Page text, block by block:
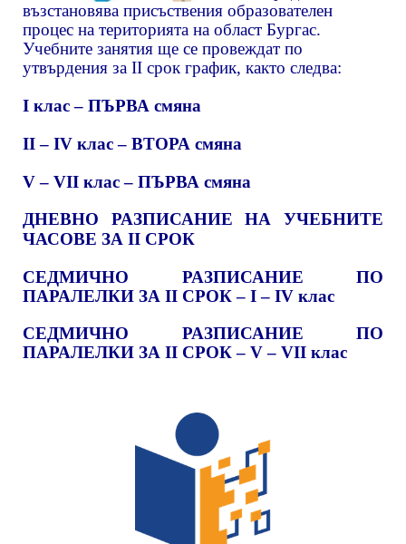
възстановява присъствения образователен
процес на територията на област Бургас.
Учебните занятия ще се провеждат по
утвърдения за II срок график, както следва:
I клас – ПЪРВА смяна
II – IV клас – ВТОРА смяна
V – VII клас – ПЪРВА смяна
ДНЕВНО РАЗПИСАНИЕ НА УЧЕБНИТЕ
ЧАСОВЕ ЗА II СРОК
СЕДМИЧНО РАЗПИСАНИЕ ПО
ПАРАЛЕЛКИ ЗА II СРОК – I – IV клас
СЕДМИЧНО РАЗПИСАНИЕ ПО
ПАРАЛЕЛКИ ЗА II СРОК – V – VII клас